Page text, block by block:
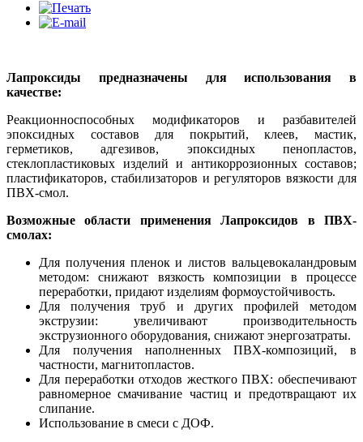
Лапроксиды предназначены для использования в
качестве:
Реакционноспособных модификаторов и разбавителей
эпоксидных составов для покрытий, клеев, мастик,
герметиков, адгезивов, эпоксидных пенопластов,
стеклопластиковых изделий и антикоррозионных составов;
пластификаторов, стабилизаторов и регуляторов вязкости для
ПВХ-смол.
Возможные области применения Лапроксидов в ПВХ-
смолах:
Для получения пленок и листов вальцевокаландровым
методом: снижают вязкость композиции в процессе
переработки, придают изделиям формоустойчивость.
Для получения труб и других профилей методом
экструзии: увеличивают производительность
экструзионного оборудования, снижают энергозатраты.
Для получения наполненных ПВХ-композиций, в
частности, магнитопластов.
Для переработки отходов жесткого ПВХ: обеспечивают
равномерное смачивание частиц и предотвращают их
слипание.
Использование в смеси с ДОФ.